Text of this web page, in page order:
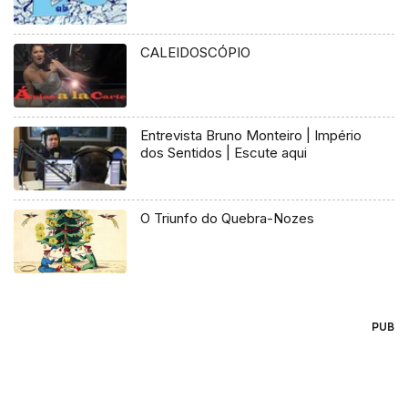
CALEIDOSCÓPIO
Entrevista Bruno Monteiro | Império
dos Sentidos | Escute aqui
O Triunfo do Quebra-Nozes
PUB